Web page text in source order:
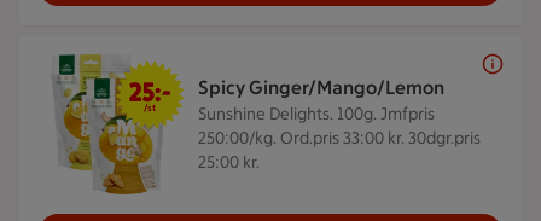
Spicy Ginger/Mango/Lemon
Sunshine Delights. 100g. Jmfpris
250:00/kg. Ord.pris 33:00 kr. 30dgr.pris
25:00 kr.
25 kr/st
25:-
/st